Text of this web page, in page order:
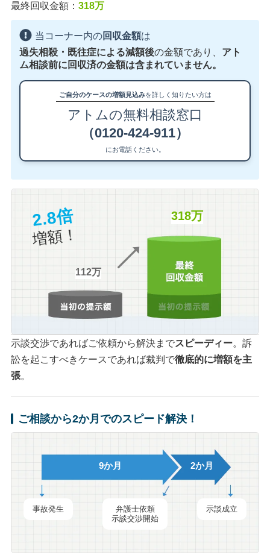
最終回収金額： 318万
当コーナー内の回収金額は
過失相殺・既往症による減額後の金額であり、 アト
ム相談前に回収済の金額は含まれていません。
ご自分のケースの増額見込みを詳しく知りたい方は
アトムの無料相談窓口
（0120-424-911）
にお電話ください。
2.8倍
増額！
112万
318万
示談交渉であればご依頼から解決までスピーディー。訴
訟を起こすべきケースであれば裁判で徹底的に増額を主
張。
ご相談から2か月でのスピード解決！
9か月 2か月
事故発生
弁護士依頼
示談交渉開始
示談成立